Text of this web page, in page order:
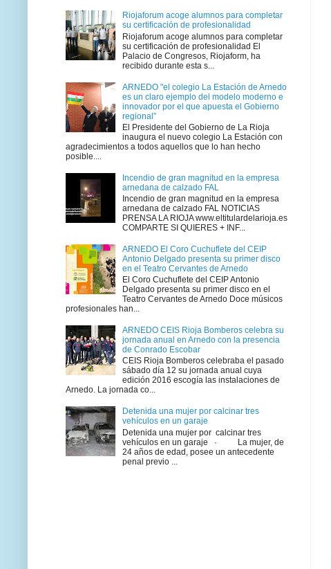
Riojaforum acoge alumnos para completar
su certificación de profesionalidad
Riojaforum acoge alumnos para completar
su certificación de profesionalidad El
Palacio de Congresos, Riojaform, ha
recibido durante esta s...
ARNEDO "el colegio La Estación de Arnedo
es un claro ejemplo del modelo moderno e
innovador por el que apuesta el Gobierno
regional”
El Presidente del Gobierno de La Rioja
inaugura el nuevo colegio La Estación con
agradecimientos a todos aquellos que lo han hecho
posible....
Incendio de gran magnitud en la empresa
arnedana de calzado FAL
Incendio de gran magnitud en la empresa
arnedana de calzado FAL NOTICIAS
PRENSA LA RIOJA www.eltitulardelarioja.es
COMPARTE SI QUIERES + INF...
ARNEDO El Coro Cuchuflete del CEIP
Antonio Delgado presenta su primer disco
en el Teatro Cervantes de Arnedo
El Coro Cuchuflete del CEIP Antonio
Delgado presenta su primer disco en el
Teatro Cervantes de Arnedo Doce músicos
profesionales han...
ARNEDO CEIS Rioja Bomberos celebra su
jornada anual en Arnedo con la presencia
de Conrado Escobar
CEIS Rioja Bomberos celebraba el pasado
sábado día 12 su jornada anual cuya
edición 2016 escogía las instalaciones de
Arnedo. La jornada co...
Detenida una mujer por calcinar tres
vehículos en un garaje
Detenida una mujer por calcinar tres
vehículos en un garaje · La mujer, de
24 años de edad, posee un antecedente
penal previo ...